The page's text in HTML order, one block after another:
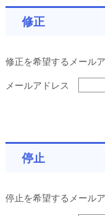
修正
修正を希望するメール
メールアドレス
停止
停止を希望するメール